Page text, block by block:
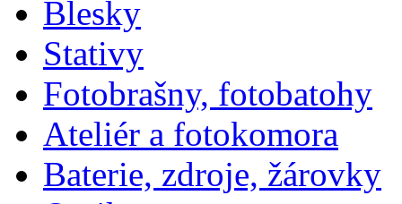
Blesky
Stativy
Fotobrašny, fotobatohy
Ateliér a fotokomora
Baterie, zdroje, žárovky